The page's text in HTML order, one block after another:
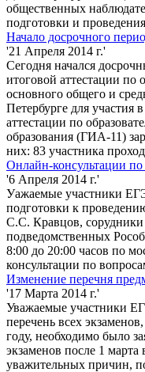
общественных
подготовки и
Начало досрочного
'21 Апреля 2014 г.'
Сегодня начался
итоговой аттестации по
основного общего и
Петербурге для участия
аттестации по
образования (ГИА-11)
них: 83 участника
Онлайн-консультации
'6 Апреля 2014 г.'
Уажаемые участники
подготовки к
С.С. Кравцов, сорудники
подведомственных
8:00 до 20:00 часов по
консультации по
Изменение перечня
'17 Марта 2014 г.'
Уважаемые участники
перечень всех
году, необходимо было
экзаменов после 1
уважительных причин,